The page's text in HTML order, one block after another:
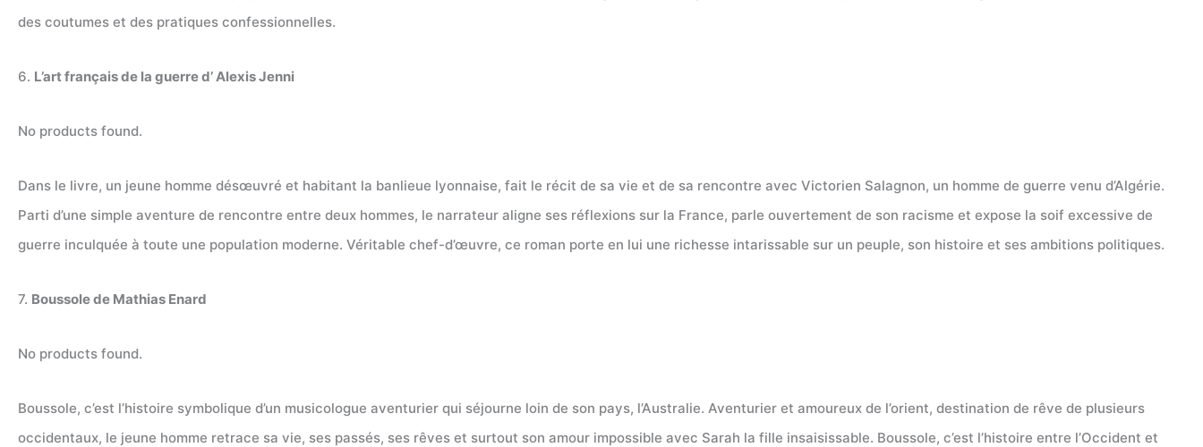
des coutumes et des pratiques confessionnelles.
6. L’art français de la guerre d’ Alexis Jenni
No products found.
Dans le livre, un jeune homme désœuvré et habitant la banlieue lyonnaise, fait le récit de sa vie et de sa rencontre avec Victorien Salagnon, un homme de guerre venu d’Algérie.
Parti d’une simple aventure de rencontre entre deux hommes, le narrateur aligne ses réflexions sur la France, parle ouvertement de son racisme et expose la soif excessive de
guerre inculquée à toute une population moderne. Véritable chef-d’œuvre, ce roman porte en lui une richesse intarissable sur un peuple, son histoire et ses ambitions politiques.
7. Boussole de Mathias Enard
No products found.
Boussole, c’est l’histoire symbolique d’un musicologue aventurier qui séjourne loin de son pays, l’Australie. Aventurier et amoureux de l’orient, destination de rêve de plusieurs
occidentaux, le jeune homme retrace sa vie, ses passés, ses rêves et surtout son amour impossible avec Sarah la fille insaisissable. Boussole, c’est l’histoire entre l’Occident et